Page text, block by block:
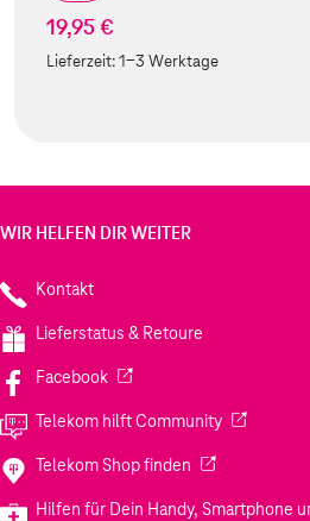
19,95 €
Lieferzeit:1-3 Werktage
WIR HELFEN DIR WEITER
Kontakt
Lieferstatus & Retoure
Facebook(Wird in einem neuen Tab
Telekom hilft Community(Wird in
Telekom Shop finden (Wird in einem
Hilfen für Dein Handy, Smartphone